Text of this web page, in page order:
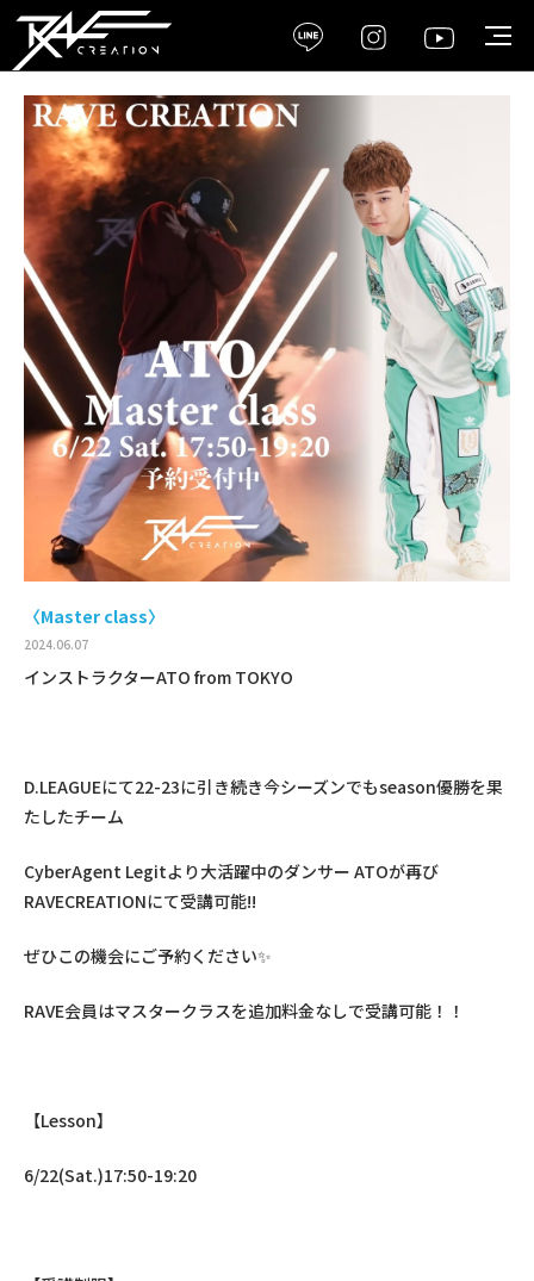
〈Master class〉
2024.06.07
インストラクターATO from TOKYO
D.LEAGUEにて22-23に引き続き今シーズンでもseason優勝を果
たしたチーム
CyberAgent Legitより大活躍中のダンサー ATOが再び
RAVECREATIONにて受講可能!!
ぜひこの機会にご予約ください✨
RAVE会員はマスタークラスを追加料金なしで受講可能！！
【Lesson】
6/22(Sat.)17:50-19:20